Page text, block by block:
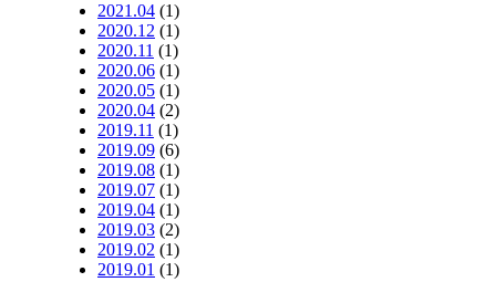
2021.04 (1)
2020.12 (1)
2020.11 (1)
2020.06 (1)
2020.05 (1)
2020.04 (2)
2019.11 (1)
2019.09 (6)
2019.08 (1)
2019.07 (1)
2019.04 (1)
2019.03 (2)
2019.02 (1)
2019.01 (1)